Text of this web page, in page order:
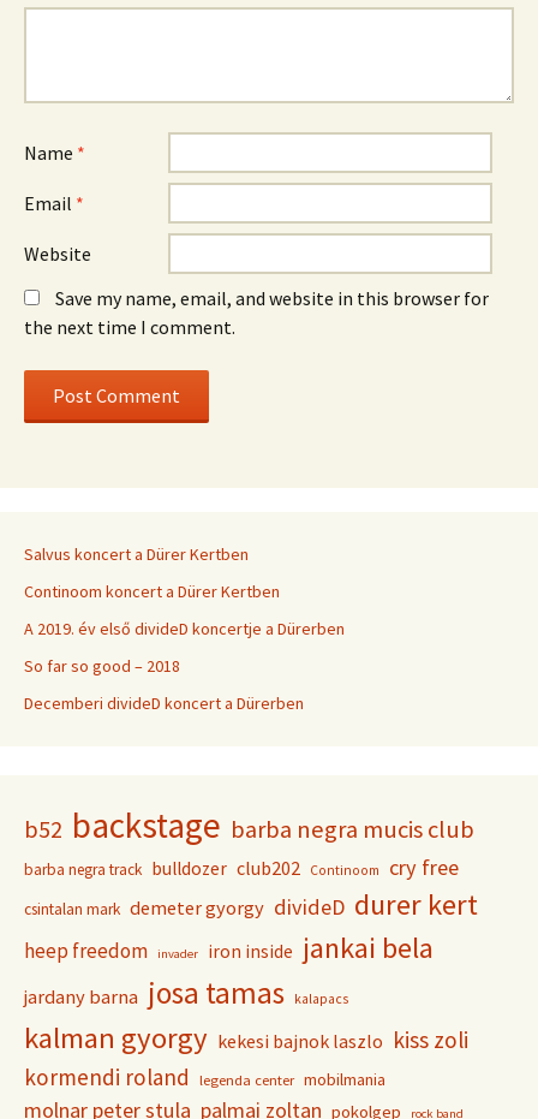
Name *
Email *
Website
Save my name, email, and website in this browser for
the next time I comment.
Salvus koncert a Dürer Kertben
Continoom koncert a Dürer Kertben
A 2019. év első divideD koncertje a Dürerben
So far so good – 2018
Decemberi divideD koncert a Dürerben
b52 backstage barba negra mucis club
barba negra track bulldozer club202 Continoom cry free
csintalan mark demeter gyorgy divideD durer kert
heep freedom invader iron inside jankai bela
jardany barna josa tamas kalapacs
kalman gyorgy kekesi bajnok laszlo kiss zoli
kormendi roland
legenda center mobilmania
molnar peter stula palmai zoltan pokolgep rock band